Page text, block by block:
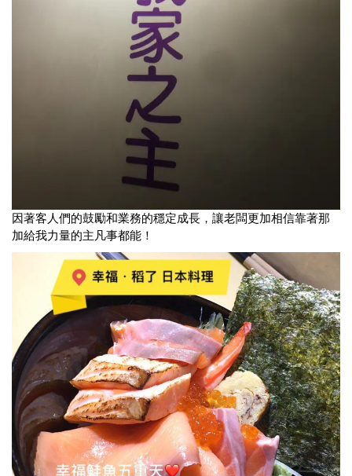
因著客人們的鼓勵和業務的穩定成長，讓老闆更加相信靠著那
加給我力量的主凡事都能！